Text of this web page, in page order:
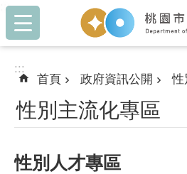
跳到主要內容區塊
:::
:::
首頁 政府資訊公開 性
性別主流化專區
性別人才專區